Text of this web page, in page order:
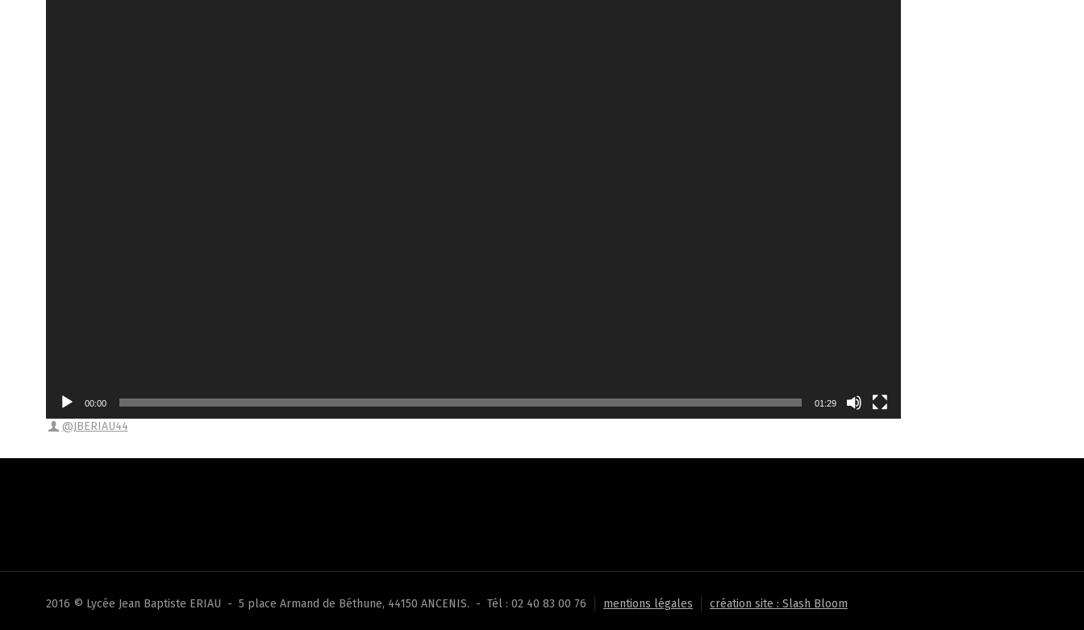
00:00 01:29
@JBERIAU44
2016 © Lycée Jean Baptiste ERIAU - 5 place Armand de Béthune, 44150 ANCENIS. - Tél : 02 40 83 00 76 mentions légales création site : Slash Bloom